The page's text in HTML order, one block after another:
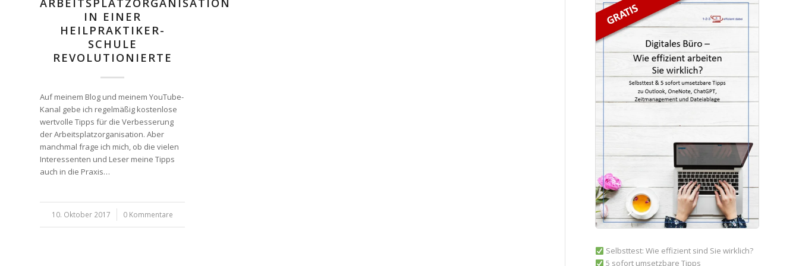
ARBEITSPLATZORGANISATION
IN EINER
HEILPRAKTIKER-
SCHULE
REVOLUTIONIERTE
Auf meinem Blog und meinem YouTube-
Kanal gebe ich regelmäßig kostenlose
wertvolle Tipps für die Verbesserung
der Arbeitsplatzorganisation. Aber
manchmal frage ich mich, ob die vielen
Interessenten und Leser meine Tipps
auch in die Praxis…
10. Oktober 2017
/ 0 Kommentare
Selbsttest: Wie effizient sind Sie wirklich?
5 sofort umsetzbare Tipps